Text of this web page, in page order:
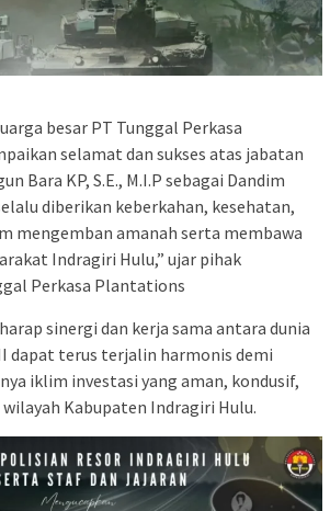
besar PT Tunggal Perkasa
selamat dan sukses atas jabatan
Bara KP, S.E., M.I.P sebagai Dandim
diberikan keberkahan, kesehatan,
mengemban amanah serta membawa
Indragiri Hulu,” ujar pihak
Perkasa Plantations
sinergi dan kerja sama antara dunia
dapat terus terjalin harmonis demi
iklim investasi yang aman, kondusif,
Kabupaten Indragiri Hulu.